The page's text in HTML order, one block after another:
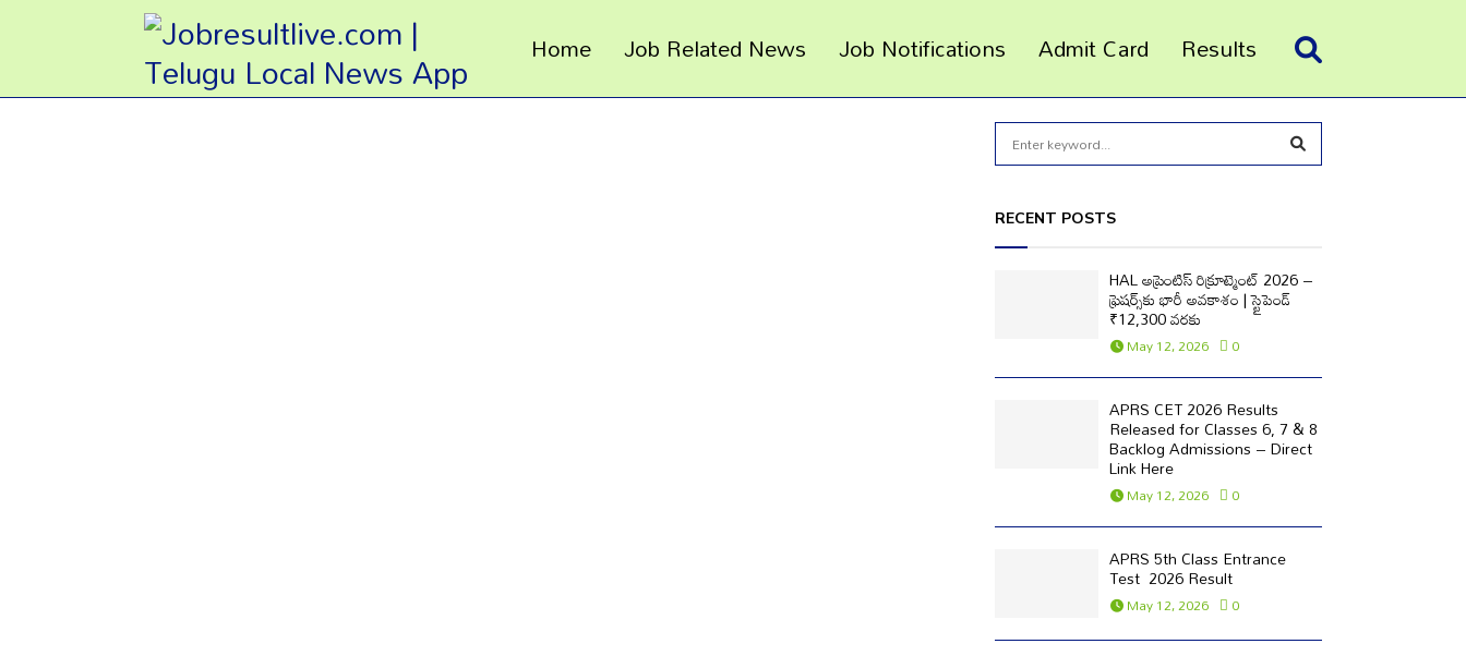
Home Job Related News Job Notifications Admit Card Results
c
h
A
RECENT POSTS
HAL అప్రెంటిస్ రిక్రూట్మెంట్ 2026 –
ఫ్రెషర్స్‌కు భారీ అవకాశం | స్టైపెండ్
₹12,300 వరకు
May 12, 2026 0
APRS CET 2026 Results
Released for Classes 6, 7 & 8
Backlog Admissions – Direct
Link Here
May 12, 2026 0
APRS 5th Class Entrance
Test 2026 Result
May 12, 2026 0